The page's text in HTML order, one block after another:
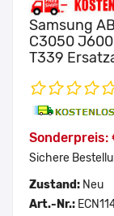
Samsung
C3050
T339
Sonderpreis:
Sichere
Zustand: Neu
Art.-Nr.: